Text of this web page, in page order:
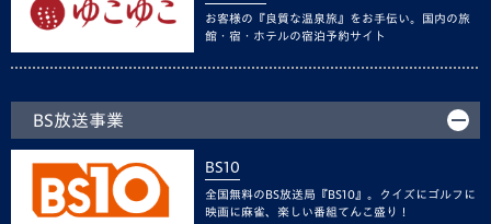
お客様の『良質な温泉旅』をお手伝い。国内の旅
館・宿・ホテルの宿泊予約サイト
BS放送事業
BS10
全国無料のBS放送局『BS10』。クイズにゴルフに
映画に麻雀、楽しい番組てんこ盛り！